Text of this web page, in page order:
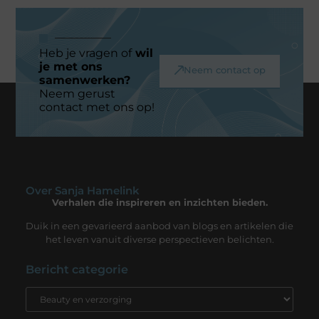
Heb je vragen ofwil
je met ons
samenwerken?
Neem gerust
contact met ons op!
Neem contact op
Over Sanja Hamelink
Verhalen die inspireren en inzichten bieden.
Duik in een gevarieerd aanbod van blogs en artikelen die
het leven vanuit diverse perspectieven belichten.
Bericht categorie